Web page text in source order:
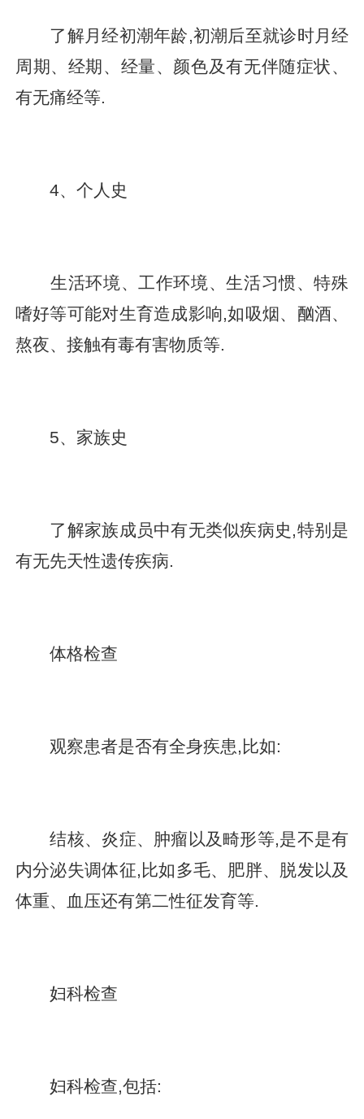
了解月经初潮年龄,初潮后至就诊时月经
周期、经期、经量、颜色及有无伴随症状、
有无痛经等.
4、个人史
生活环境、工作环境、生活习惯、特殊
嗜好等可能对生育造成影响,如吸烟、酗酒、
熬夜、接触有毒有害物质等.
5、家族史
了解家族成员中有无类似疾病史,特别是
有无先天性遗传疾病.
体格检查
观察患者是否有全身疾患,比如:
结核、炎症、肿瘤以及畸形等,是不是有
内分泌失调体征,比如多毛、肥胖、脱发以及
体重、血压还有第二性征发育等.
妇科检查
妇科检查,包括: